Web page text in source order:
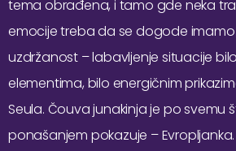
tema obrađena, i tamo gde neka
emocije treba da se dogode
uzdržanost – labavljenje situacije
elementima, bilo energičnim
Seula. Čouva junakinja je po svemu
ponašanjem pokazuje –